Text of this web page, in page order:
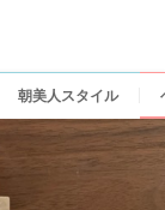
朝美人スタイル